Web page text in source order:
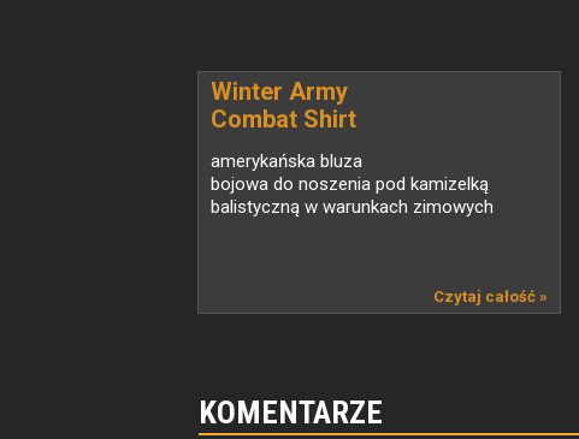
Winter Army
Combat Shirt
(WACS)
amerykańska bluza
bojowa do noszenia pod kamizelką
balistyczną w warunkach zimowych
Czytaj całość »
KOMENTARZE